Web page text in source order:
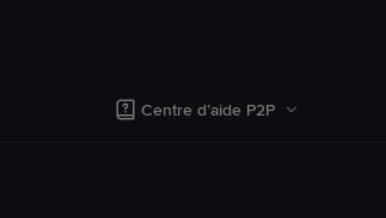
Centre d’aide P2P